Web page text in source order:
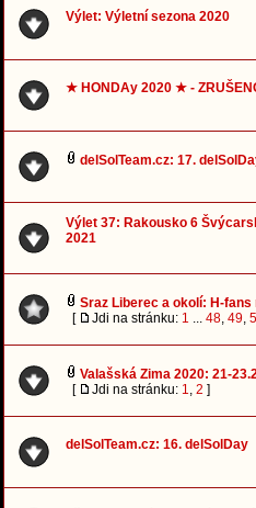
Výlet: Výletní sezona 2020
★ HONDAy 2020 ★ -
delSolTeam.cz: 17.
Výlet 37: Rakousko 6
2021
Sraz Liberec a okolí: H-
[
Jdi na stránku: 1 ... 48, 49,
Valašská Zima 2020: 21-
[
Jdi na stránku: 1, 2 ]
delSolTeam.cz: 16. delSolDay